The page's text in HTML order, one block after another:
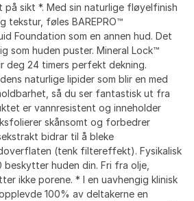
på sikt *. Med sin naturlige fløyelfinish
tekstur, føles BAREPRO™
Foundation som en annen hud. Det
som huden puster. Mineral Lock™
deg 24 timers perfekt dekning.
naturlige lipider som blir en med
så du ser fantastisk ut fra
er vannresistent og inneholder
skånsomt og forbedrer
bidrar til å bleke
(tenk filtereffekt). Fysikalisk
beskytter huden din. Fri fra olje,
ikke porene. * I en uavhengig klinisk
100% av deltakerne en